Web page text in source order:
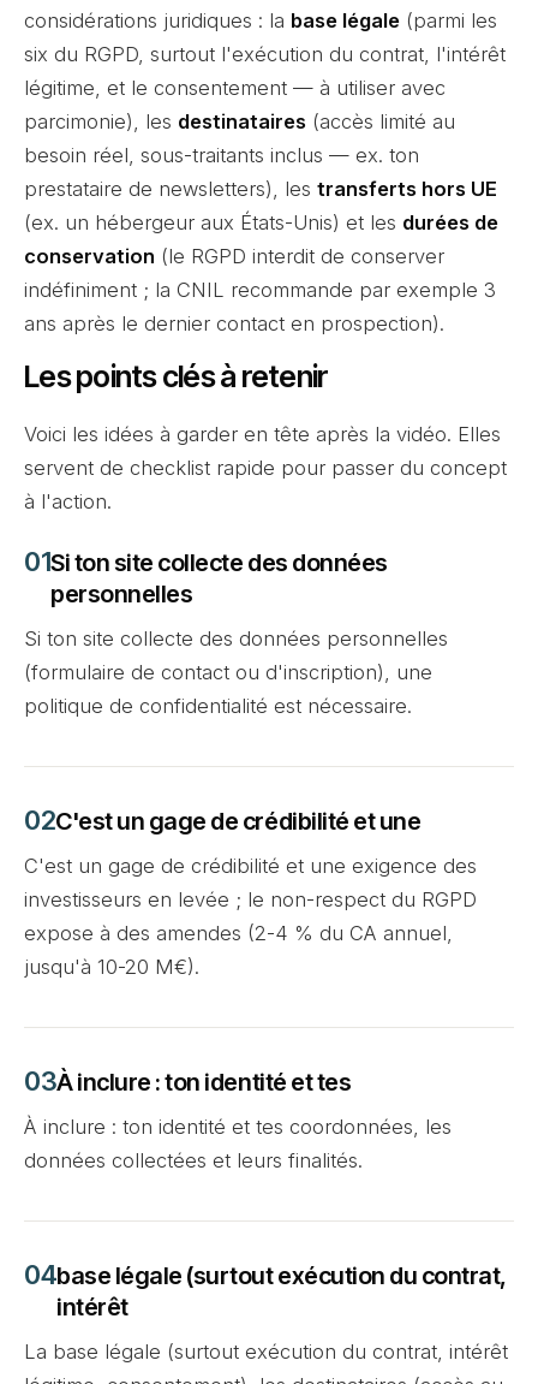
considérations juridiques : la base légale (parmi les
six du RGPD, surtout l'exécution du contrat, l'intérêt
légitime, et le consentement — à utiliser avec
parcimonie), les destinataires (accès limité au
besoin réel, sous-traitants inclus — ex. ton
prestataire de newsletters), les transferts hors UE
(ex. un hébergeur aux États-Unis) et les durées de
conservation (le RGPD interdit de conserver
indéfiniment ; la CNIL recommande par exemple 3
ans après le dernier contact en prospection).
Les points clés à retenir
Voici les idées à garder en tête après la vidéo. Elles
servent de checklist rapide pour passer du concept
à l'action.
Si ton site collecte des données
personnelles
Si ton site collecte des données personnelles
(formulaire de contact ou d'inscription), une
politique de confidentialité est nécessaire.
C'est un gage de crédibilité et une
C'est un gage de crédibilité et une exigence des
investisseurs en levée ; le non-respect du RGPD
expose à des amendes (2-4 % du CA annuel,
jusqu'à 10-20 M€).
À inclure : ton identité et tes
À inclure : ton identité et tes coordonnées, les
données collectées et leurs finalités.
base légale (surtout exécution du contrat,
intérêt
La base légale (surtout exécution du contrat, intérêt